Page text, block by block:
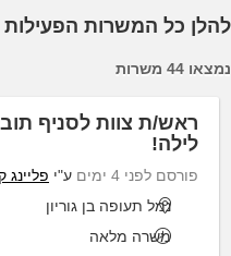
להלן כל המשרות הפעילות
נמצאו 44 משרות
ראש/ת צוות לסניף
לילה!
פורסם לפני 4 ימים ע"י פליינג
נמל תעופה בן גוריון
משרה מלאה